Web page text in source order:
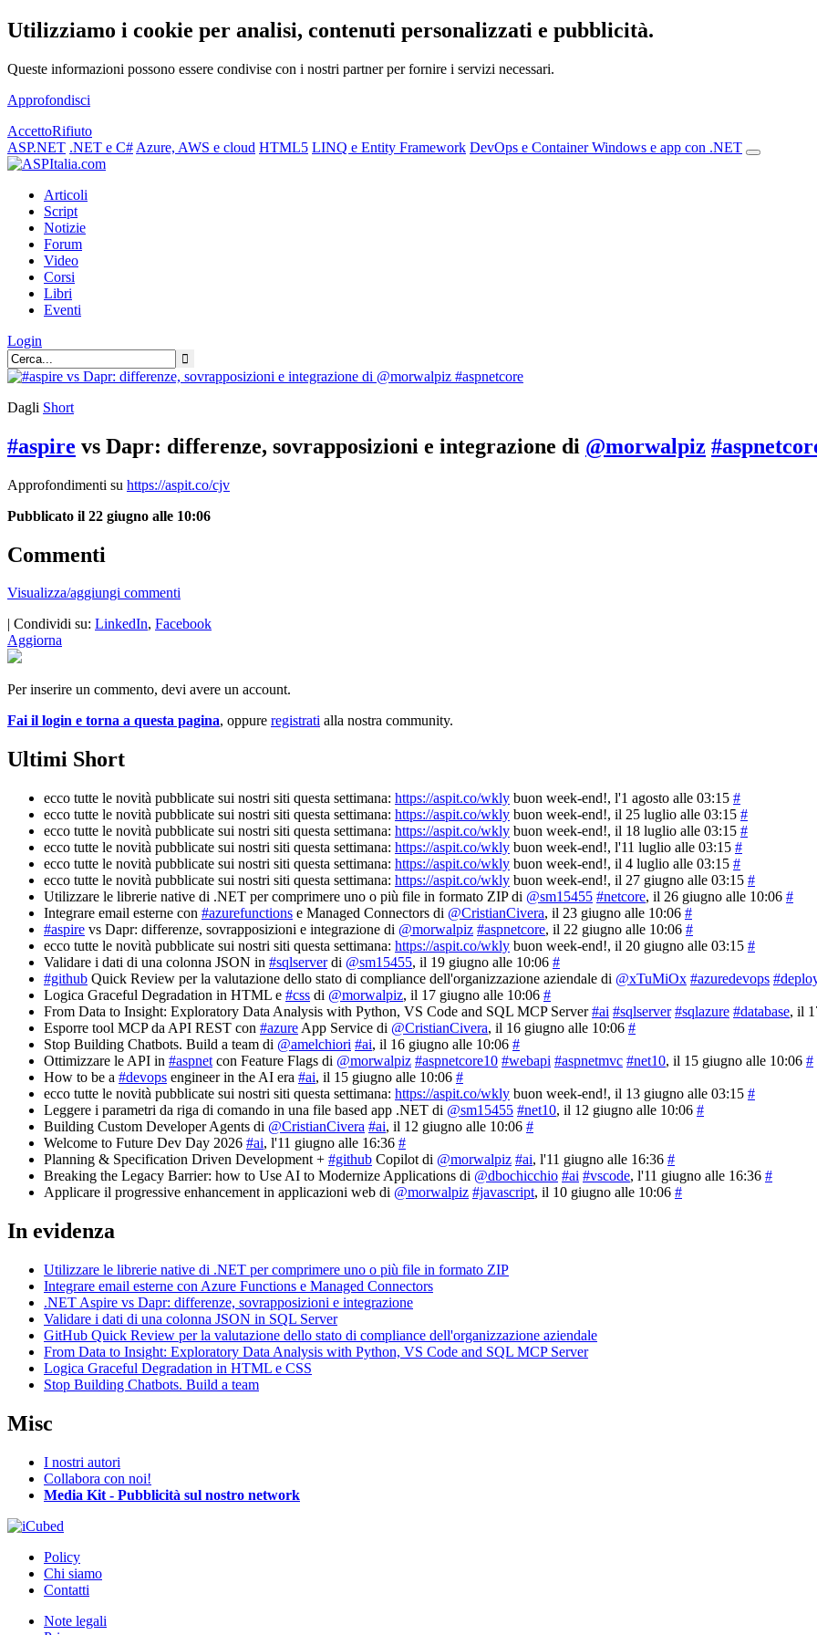
Utilizziamo i cookie per analisi, contenuti personalizzati e pubblicità.
Queste informazioni possono essere condivise con i nostri partner per fornire i servizi necessari.
Approfondisci
AccettoRifiuto
ASP.NET .NET e C# Azure, AWS e cloud HTML5 LINQ e Entity Framework DevOps e ContainerWindows e app con .NET
Articoli
Script
Notizie
Forum
Video
Corsi
Libri
Eventi
Login
Dagli Short
#aspire vs Dapr: differenze, sovrapposizioni e integrazione di @morwalpiz
Approfondimenti su https://aspit.co/cjv
Pubblicato il 22 giugno alle 10:06
Commenti
Visualizza/aggiungi commenti
| Condividi su: LinkedIn, Facebook
Aggiorna
Per inserire un commento, devi avere un account.
Fai il login e torna a questa pagina, oppure registrati alla nostra community.
Ultimi Short
ecco tutte le novità pubblicate sui nostri siti questa settimana: https://aspit.co/wkly buon week-end!, l'1 agosto alle 03:15 #
ecco tutte le novità pubblicate sui nostri siti questa settimana: https://aspit.co/wkly buon week-end!, il 25 luglio alle 03:15 #
ecco tutte le novità pubblicate sui nostri siti questa settimana: https://aspit.co/wkly buon week-end!, il 18 luglio alle 03:15 #
ecco tutte le novità pubblicate sui nostri siti questa settimana: https://aspit.co/wkly buon week-end!, l'11 luglio alle 03:15 #
ecco tutte le novità pubblicate sui nostri siti questa settimana: https://aspit.co/wkly buon week-end!, il 4 luglio alle 03:15 #
ecco tutte le novità pubblicate sui nostri siti questa settimana: https://aspit.co/wkly buon week-end!, il 27 giugno alle 03:15 #
Utilizzare le librerie native di .NET per comprimere uno o più file in formato ZIP di @sm15455 #netcore, il 26 giugno alle 10:06 #
Integrare email esterne con #azurefunctions e Managed Connectors di @CristianCivera, il 23 giugno alle 10:06 #
#aspire vs Dapr: differenze, sovrapposizioni e integrazione di @morwalpiz #aspnetcore, il 22 giugno alle 10:06 #
ecco tutte le novità pubblicate sui nostri siti questa settimana: https://aspit.co/wkly buon week-end!, il 20 giugno alle 03:15 #
Validare i dati di una colonna JSON in #sqlserverdi @sm15455, il 19 giugno alle 10:06 #
#github Quick Review per la valutazione dello stato di compliance dell'organizzazione aziendale di @xTuMiOx #azuredevops
Logica Graceful Degradation in HTML e #css di @morwalpiz, il 17 giugno alle 10:06 #
From Data to Insight: Exploratory Data Analysis with Python, VS Code and SQL MCP Server#ai #sqlserver #sqlazure #database, il
Esporre tool MCP da API REST con #azure App Service di @CristianCivera, il 16 giugno alle 10:06 #
Stop Building Chatbots. Build a team di @amelchiori #ai, il 16 giugno alle 10:06 #
Ottimizzare le API in #aspnet con Feature Flags di @morwalpiz #aspnetcore10 #webapi #aspnetmvc #net10, il 15 giugno alle 10:06 #
How to be a #devops engineer in the AI era #ai, il 15 giugno alle 10:06 #
ecco tutte le novità pubblicate sui nostri siti questa settimana: https://aspit.co/wkly buon week-end!, il 13 giugno alle 03:15 #
Leggere i parametri da riga di comando in una file based app .NET di @sm15455 #net10, il 12 giugno alle 10:06 #
Building Custom Developer Agents di @CristianCivera #ai, il 12 giugno alle 10:06 #
Welcome to Future Dev Day 2026 #ai, l'11 giugno alle 16:36 #
Planning & Specification Driven Development + #github Copilot di @morwalpiz #ai, l'11 giugno alle 16:36 #
Breaking the Legacy Barrier: how to Use AI to Modernize Applications di @dbochicchio #ai #vscode, l'11 giugno alle 16:36 #
Applicare il progressive enhancement in applicazioni web di @morwalpiz #javascript, il 10 giugno alle 10:06 #
In evidenza
Utilizzare le librerie native di .NET per comprimere uno o più file in formato ZIP
Integrare email esterne con Azure Functions e Managed Connectors
.NET Aspire vs Dapr: differenze, sovrapposizioni e integrazione
Validare i dati di una colonna JSON in SQL Server
GitHub Quick Review per la valutazione dello stato di compliance dell'organizzazione aziendale
From Data to Insight: Exploratory Data Analysis with Python, VS Code and SQL MCP Server
Logica Graceful Degradation in HTML e CSS
Stop Building Chatbots. Build a team
Misc
I nostri autori
Collabora con noi!
Media Kit - Pubblicità sul nostro network
Policy
Chi siamo
Contatti
Note legali